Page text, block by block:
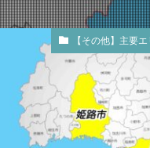
【その他】主要